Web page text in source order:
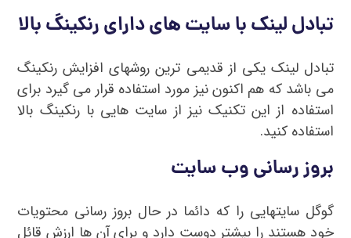
تبادل لینک با سایت های دارای رنکینگ بالا
تبادل لینک یکی از قدیمی ترین روشهای افزایش رنکینگ
می باشد که هم اکنون نیز مورد استفاده قرار می گیرد برای
استفاده از این تکنیک نیز از سایت هایی با رنکینگ بالا
استفاده کنید.
بروز رسانی وب سایت
گوگل سایتهایی را که دائما در حال بروز رسانی محتویات
خود هستند را بیشتر دوست دارد و برای آن ها ارزش قائل